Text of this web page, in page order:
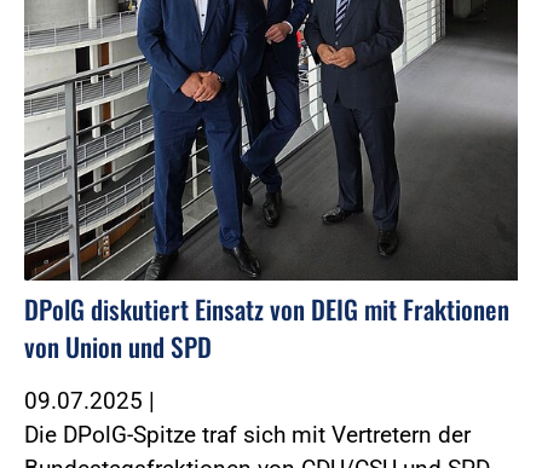
DPolG diskutiert Einsatz von DEIG mit Fraktionen
von Union und SPD
09.07.2025 |
Die DPolG-Spitze traf sich mit Vertretern der